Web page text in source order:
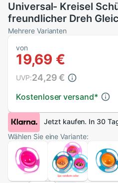
Universal- Kreisel
freundlicher Dreh
Schüssel 360 Drehen
ZXH
Mehrere Varianten
von
19,69 €
Kostenloser versand*
UVP:24,29 €
Jetzt kaufen. In 30
Wählen Sie eine Variante: